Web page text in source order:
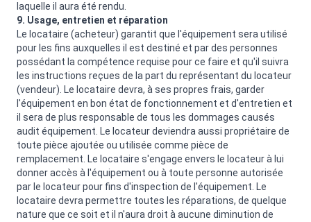
laquelle il aura été rendu.
9. Usage, entretien et réparation
Le locataire (acheteur) garantit que l'équipement sera utilisé
pour les fins auxquelles il est destiné et par des personnes
possédant la compétence requise pour ce faire et qu'il suivra
les instructions reçues de la part du représentant du locateur
(vendeur). Le locataire devra, à ses propres frais, garder
l'équipement en bon état de fonctionnement et d'entretien et
il sera de plus responsable de tous les dommages causés
audit équipement. Le locateur deviendra aussi propriétaire de
toute pièce ajoutée ou utilisée comme pièce de
remplacement. Le locataire s'engage envers le locateur à lui
donner accès à l'équipement ou à toute personne autorisée
par le locateur pour fins d'inspection de l'équipement. Le
locataire devra permettre toutes les réparations, de quelque
nature que ce soit et il n'aura droit à aucune diminution de